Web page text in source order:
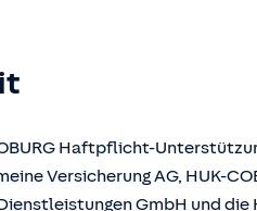
Haftpflicht-
Versicherung AG, HUK-
GmbH und